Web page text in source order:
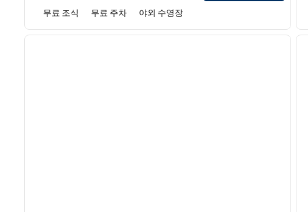
무료 조식 무료 주차 야외 수영장
1/12
다음 이
1/